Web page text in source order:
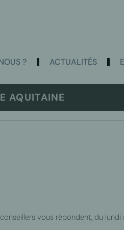
? ACTUALITÉS
AQUITAINE
vous répondent, du